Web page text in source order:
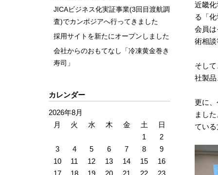
JICAビジネス化実証事業(3回目渡航調
査)でカンボジアへ行ってきました
採用サイトを新たにオープンしました
会社からのおもてなし「冷凍黄金巻き
寿司」
カレンダー
2026年8月
月
火 水 木 金 土
日
1
2
3
4 5 6 7 8
9
10
11 12 13 14 15
16
17
18 19 20 21 22
23
近畿
る「
会員
術相
そし
社製
更に
まし
てい